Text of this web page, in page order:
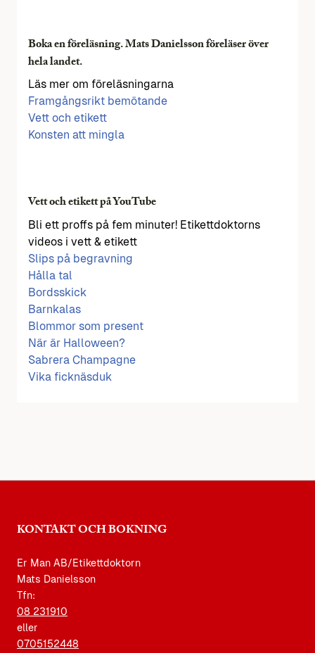
Boka en föreläsning. Mats Danielsson föreläser över
hela landet.
Läs mer om föreläsningarna
Framgångsrikt bemötande
Vett och etikett
Konsten att mingla
Vett och etikett på YouTube
Bli ett proffs på fem minuter! Etikettdoktorns
videos i vett & etikett
Slips på begravning
Hålla tal
Bordsskick
Barnkalas
Blommor som present
När är Halloween?
Sabrera Champagne
Vika ficknäsduk
KONTAKT OCH BOKNING
Er Man AB/Etikettdoktorn
Mats Danielsson
Tfn:
08 231910
eller
0705152448